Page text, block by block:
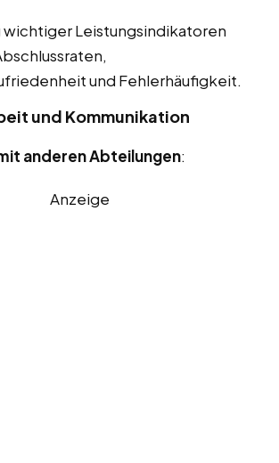
wichtiger Leistungsindikatoren
und Fehlerhäufigkeit.
und Kommunikation
anderen Abteilungen:
Anzeige